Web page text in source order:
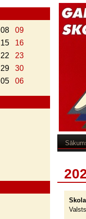
Skola
08
09
15
16
22
23
29
30
05 06